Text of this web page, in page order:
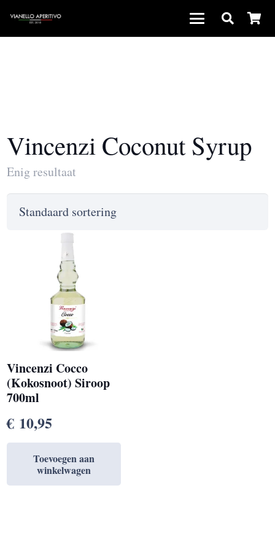
Vincenzi Coconut Syrup
Enig resultaat
Vincenzi Cocco
(Kokosnoot) Siroop
700ml
€ 10,95
Toevoegen aan
winkelwagen